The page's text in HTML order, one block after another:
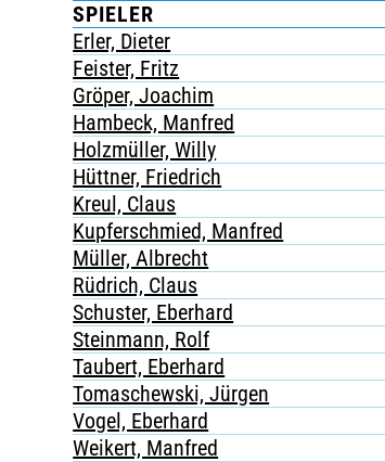
SPIELER
Erler, Dieter
Feister, Fritz
Gröper, Joachim
Hambeck, Manfred
Holzmüller, Willy
Hüttner, Friedrich
Kreul, Claus
Kupferschmied, Manfred
Müller, Albrecht
Rüdrich, Claus
Schuster, Eberhard
Steinmann, Rolf
Taubert, Eberhard
Tomaschewski, Jürgen
Vogel, Eberhard
Weikert, Manfred